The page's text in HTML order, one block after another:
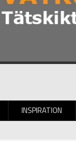
INSPIRATION